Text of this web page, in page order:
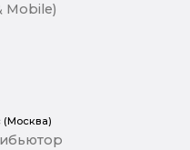
Mobile)